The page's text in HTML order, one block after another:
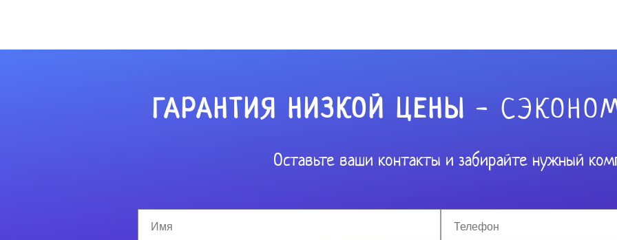
ГАРАНТИЯ НИЗКОЙ ЦЕНЫ -
Оставьте ваши контакты и забирайте нужный